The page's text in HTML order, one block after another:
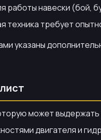
работы навески (бой,
техника требует
указаны
может выдержать
двигателя и